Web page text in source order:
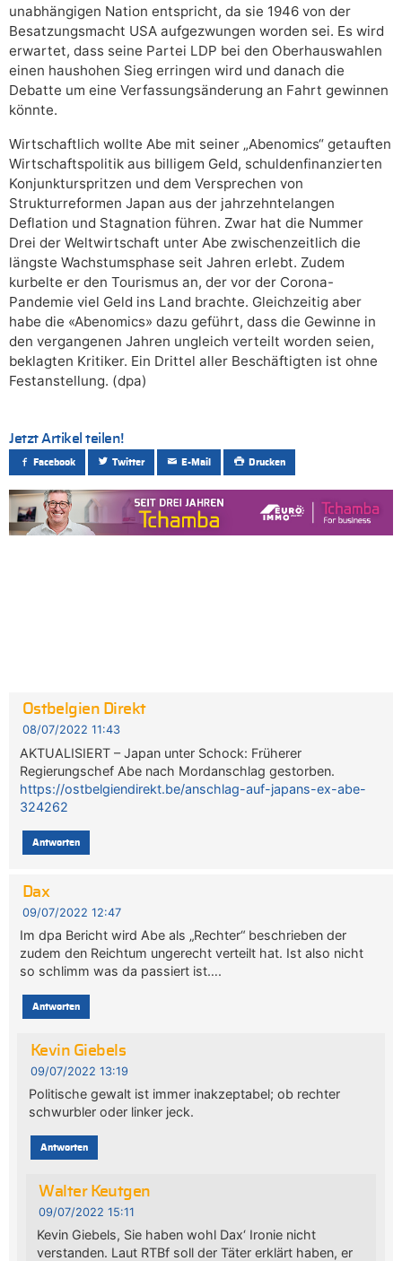
unabhängigen Nation entspricht, da sie 1946 von der
Besatzungsmacht USA aufgezwungen worden sei. Es wird
erwartet, dass seine Partei LDP bei den Oberhauswahlen
einen haushohen Sieg erringen wird und danach die
Debatte um eine Verfassungsänderung an Fahrt gewinnen
könnte.
Wirtschaftlich wollte Abe mit seiner „Abenomics“ getauften
Wirtschaftspolitik aus billigem Geld, schuldenfinanzierten
Konjunkturspritzen und dem Versprechen von
Strukturreformen Japan aus der jahrzehntelangen
Deflation und Stagnation führen. Zwar hat die Nummer
Drei der Weltwirtschaft unter Abe zwischenzeitlich die
längste Wachstumsphase seit Jahren erlebt. Zudem
kurbelte er den Tourismus an, der vor der Corona-
Pandemie viel Geld ins Land brachte. Gleichzeitig aber
habe die «Abenomics» dazu geführt, dass die Gewinne in
den vergangenen Jahren ungleich verteilt worden seien,
beklagten Kritiker. Ein Drittel aller Beschäftigten ist ohne
Festanstellung. (dpa)
Jetzt Artikel teilen!
Facebook Twitter E-Mail Drucken
Ostbelgien Direkt
08/07/2022 11:43
AKTUALISIERT – Japan unter Schock: Früherer
Regierungschef Abe nach Mordanschlag gestorben.
https://ostbelgiendirekt.be/anschlag-auf-japans-ex-abe-
324262
Antworten
Dax
09/07/2022 12:47
Im dpa Bericht wird Abe als „Rechter“ beschrieben der
zudem den Reichtum ungerecht verteilt hat. Ist also nicht
so schlimm was da passiert ist….
Antworten
Kevin Giebels
09/07/2022 13:19
Politische gewalt ist immer inakzeptabel; ob rechter
schwurbler oder linker jeck.
Antworten
Walter Keutgen
09/07/2022 15:11
Kevin Giebels, Sie haben wohl Dax‘ Ironie nicht
verstanden. Laut RTBf soll der Täter erklärt haben, er